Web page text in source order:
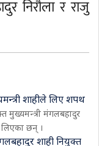
निरौला र राजु
शाहीले लिए शपथ
मुख्यमन्त्री मंगलबहादुर
छन् ।
शाही नियुक्त